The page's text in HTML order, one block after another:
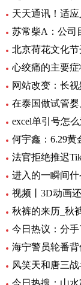
天天通讯！适
苏常柴A：公司
北京荷花文化
心绞痛的主要
网站改变：长
在泰国做试管
excel单引号怎
法官拒绝推迟
视频丨3D动画
秋裤的来历_秋
今日热议：分
海宁警员轮番